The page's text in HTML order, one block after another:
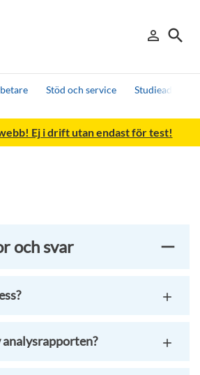
person_outline
Logga in
search
Sök
Stöd och service
Ej i drift utan endast för test!
och svar
analysrapporten?